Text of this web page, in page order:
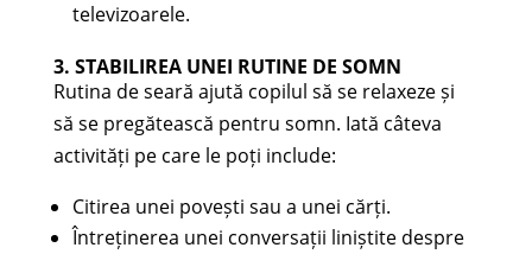
televizoarele.
3. STABILIREA UNEI RUTINE DE SOMN
Rutina de seară ajută copilul să se relaxeze și
să se pregătească pentru somn. Iată câteva
activități pe care le poți include:
Citirea unei povești sau a unei cărți.
Întreținerea unei conversații liniștite despre